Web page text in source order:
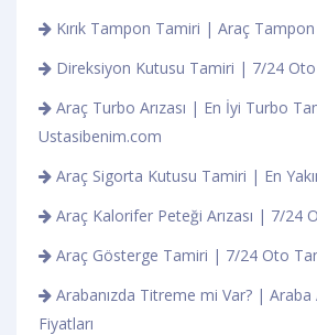
Kırık Tampon Tamiri | Araç
Direksiyon Kutusu Tamiri | 7/24
Araç Turbo Arızası | En İyi Turbo
Ustasibenim.com
Araç Sigorta Kutusu Tamiri | En
Araç Kalorifer Peteği Arızası | 7/24
Araç Gösterge Tamiri | 7/24 Oto
Arabanızda Titreme mi Var? | Araba
Fiyatları